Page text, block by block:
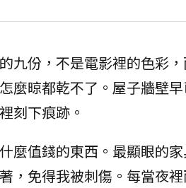
九份，不是電影裡的色彩
麼晾都乾不了。屋子牆壁
刻下痕跡。
麼值錢的東西。最顯眼的
，免得我被刺傷。每當夜